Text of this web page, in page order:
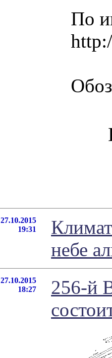
По
27.10.2015
19:31
небе
27.10.2015
18:27
256-й